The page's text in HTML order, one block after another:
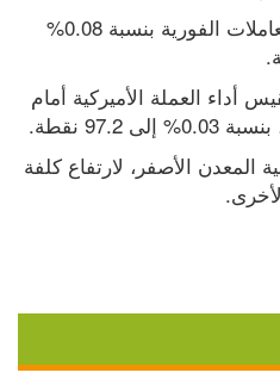
نقطة.